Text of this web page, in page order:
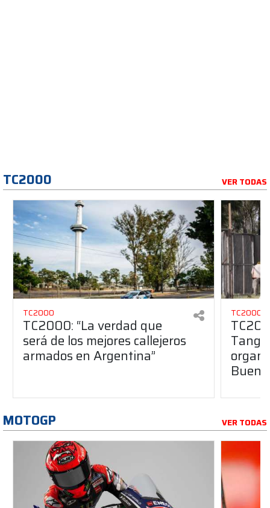
TC2000 VER TODAS
TC2000
TC2000: “La verdad que
será de los mejores callejeros
armados en Argentina”
TC2000
MOTOGP VER TODAS